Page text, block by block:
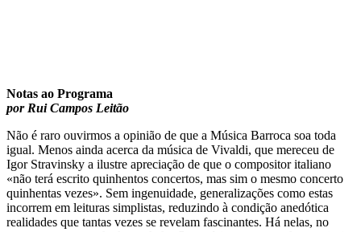
Notas ao Programa
por Rui Campos Leitão
Não é raro ouvirmos a opinião de que a Música Barroca soa toda
igual. Menos ainda acerca da música de Vivaldi, que mereceu de
Igor Stravinsky a ilustre apreciação de que o compositor italiano
«não terá escrito quinhentos concertos, mas sim o mesmo concerto
quinhentas vezes». Sem ingenuidade, generalizações como estas
incorrem em leituras simplistas, reduzindo à condição anedótica
realidades que tantas vezes se revelam fascinantes. Há nelas, no